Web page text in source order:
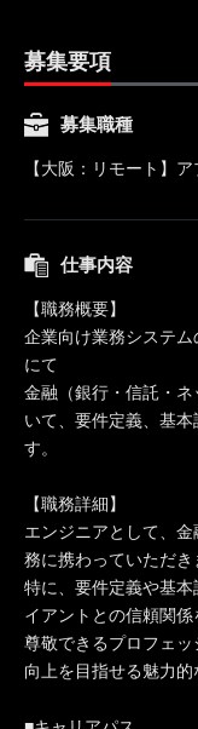
募集要項
募集職種
【大阪：リモート】
仕事内容
【職務概要】
企業向け業務システ
にて
金融（銀行・信託・
いて、要件定義、基
す。
【職務詳細】
エンジニアとして、
務に携わっていただき
特に、要件定義や基
イアントとの信頼関係
尊敬できるプロフェ
向上を目指せる魅力的